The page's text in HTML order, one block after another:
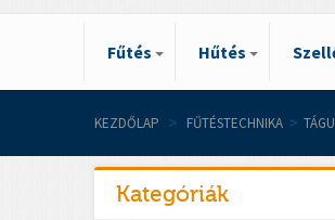
Fűtés Hűtés
KEZDŐLAP > FŰTÉSTECHNIKA >
Kategóriák